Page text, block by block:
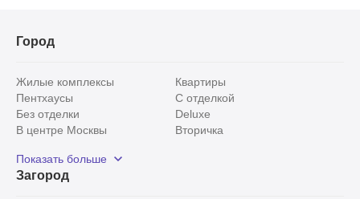
Город
Жилые комплексы
Квартиры
Пентхаусы
С отделкой
Без отделки
Deluxe
В центре Москвы
Вторичка
Рядом с парком
С панорамными окнами
Показать больше
Загород